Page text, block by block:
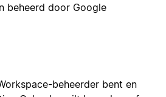
beheerd door Google
beheerder bent en